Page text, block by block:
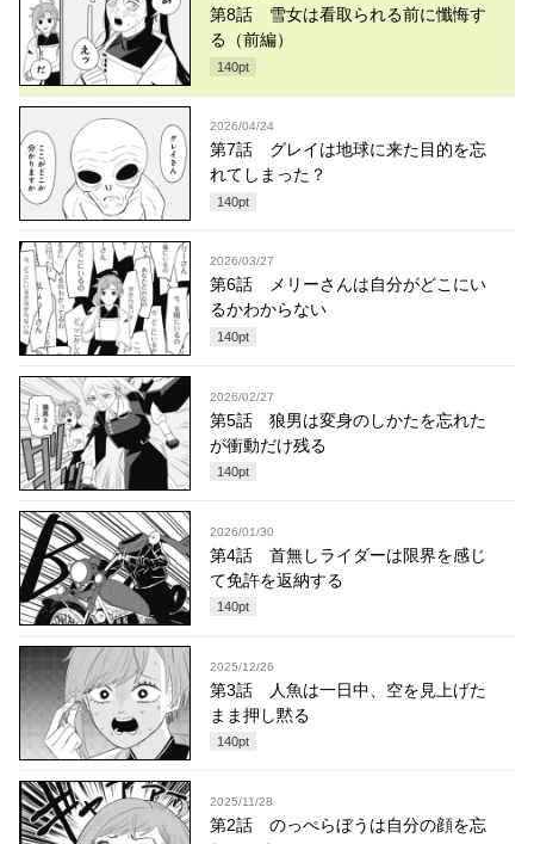
第8話 雪女は看取られる前に懺悔す
る（前編）
140pt
2026/04/24
第7話 グレイは地球に来た目的を忘
れてしまった？
140pt
2026/03/27
第6話 メリーさんは自分がどこにい
るかわからない
140pt
2026/02/27
第5話 狼男は変身のしかたを忘れた
が衝動だけ残る
140pt
2026/01/30
第4話 首無しライダーは限界を感じ
て免許を返納する
140pt
2025/12/26
第3話 人魚は一日中、空を見上げた
まま押し黙る
140pt
2025/11/28
第2話 のっぺらぼうは自分の顔を忘